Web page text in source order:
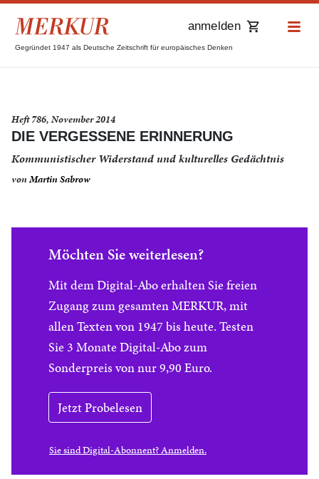
Gegründet 1947 als Deutsche Zeitschrift für europäisches Denken
anmelden
Heft 786, November 2014
DIE VERGESSENE ERINNERUNG
Kommunistischer Widerstand und kulturelles Gedächtnis
vonMartin Sabrow
Möchten Sie weiterlesen?
Mit dem Digital-Abo erhalten Sie freien
Zugang zum gesamten MERKUR, mit
allen Texten von 1947 bis heute. Testen
Sie 3 Monate Digital-Abo zum
Sonderpreis von nur 9,90 Euro.
Jetzt Probelesen
Sie sind Digital-Abonnent? Anmelden.